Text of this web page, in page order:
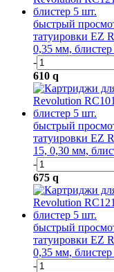
быстрый
татуировки EZ
0,35 мм,
-
610 q
быстрый
татуировки EZ
15, 0,30 мм,
-
675 q
быстрый
татуировки EZ
0,35 мм,
-